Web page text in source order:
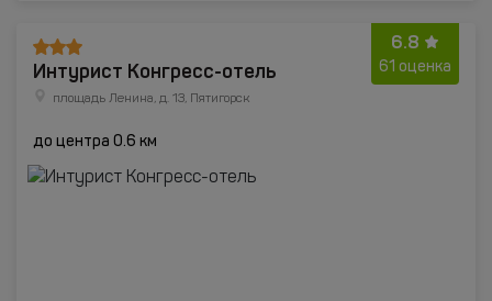
6.8
61 оценка
Интурист Конгресс-отель
площадь Ленина, д. 13, Пятигорск
до центра 0.6 км